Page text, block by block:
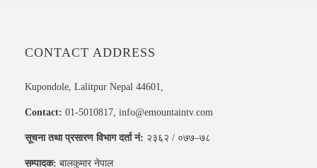
CONTACT ADDRESS
Kupondole, Lalitpur Nepal 44601,
Contact: 01-5010817, info@emountaintv.com
सूचना तथा प्रसारण विभाग दर्ता नं: २३६२ / ०७७–७८
सम्पादक: बालकुमार नेपाल